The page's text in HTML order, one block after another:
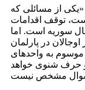
از مسائلی که
توقف اقدامات
سوریه است. اما
در پارلمان
موسوم به واحدهای
حرف شنوی خواهد